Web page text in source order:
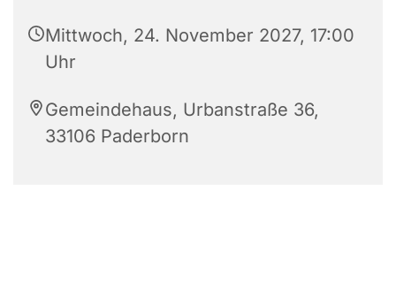
Mittwoch, 24. November 2027, 17:00
Uhr
Gemeindehaus, Urbanstraße 36,
33106 Paderborn